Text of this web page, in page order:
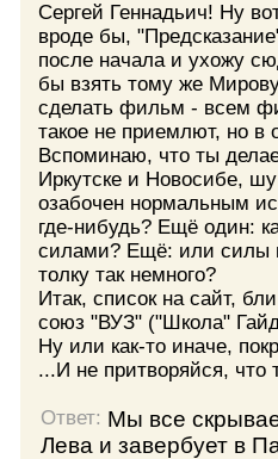
Сергей Геннадьич! Ну
вроде бы,
после начала и ухожу
бы взять тому же
сделать фильм - всем
такое не приемлют, но в
Вспоминаю, что ты
Иркутске и Новосибе,
озабочен нормальным
где-нибудь? Ещё один:
силами? Ещё: или силы
толку так немного?
Итак, список на сайт,
союз "ВУЗ" ("Школа"
Ну или как-то иначе,
...И не притворяйся, что
Ответ: Мы все
Лева и завербует в